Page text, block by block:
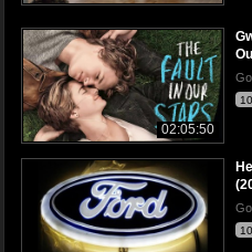
02:05:50